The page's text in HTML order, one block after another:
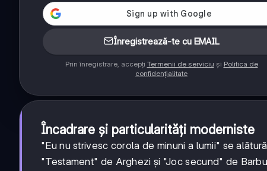
Înregistrează-te cu EMAIL
Prin înregistrare, accepți Termenii de serviciu și Politica de
confidențialitate
Încadrare și particularități moderniste
"Eu nu strivesc corola de minuni a lumii" se
"Testament" de Arghezi și "Joc secund" de